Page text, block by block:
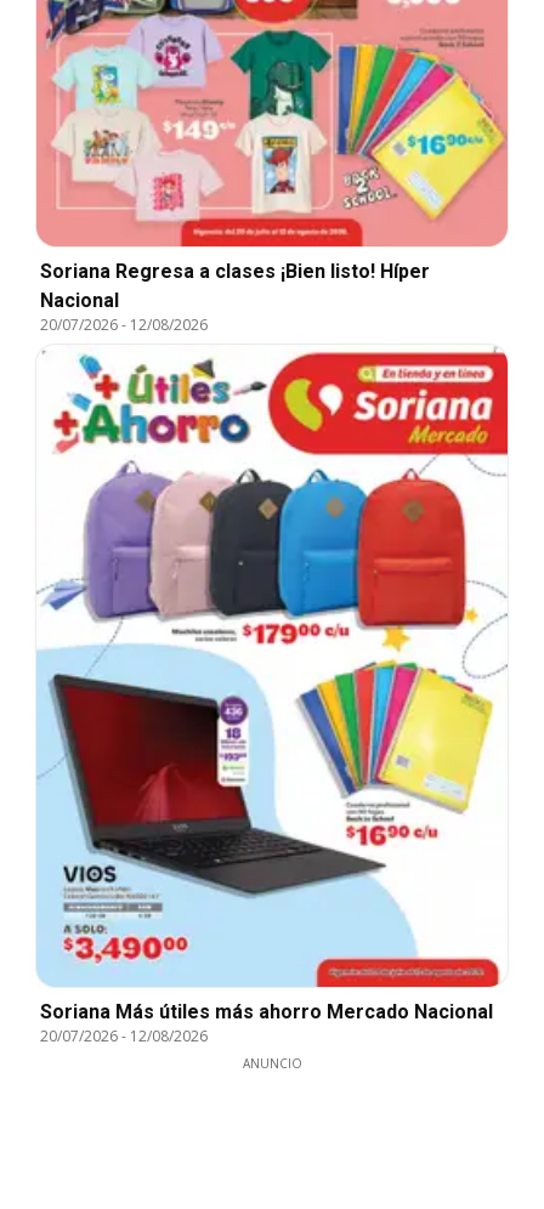
Soriana Regresa a clases ¡Bien listo! Híper
Nacional
20/07/2026- 12/08/2026
Soriana Más útiles más ahorro Mercado Nacional
20/07/2026- 12/08/2026
ANUNCIO